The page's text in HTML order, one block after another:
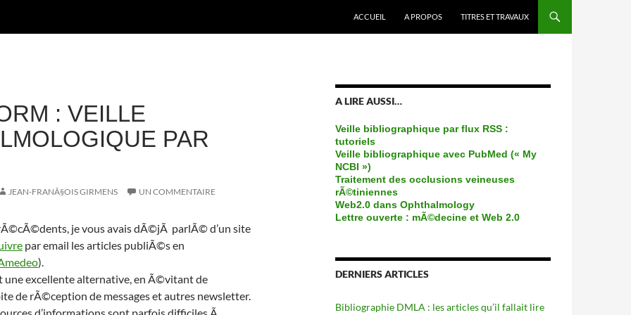
ACCUEIL A PROPOS TITRES ET TRAVAUX
: VEILLE
PAR
JEAN-FRANÃ§OIS GIRMENS UN COMMENTAIRE
je vous avais dÃ©jÃ parlÃ© d’un site
par email les articles publiÃ©s en
).
une excellente alternative, en Ã©vitant de
de rÃ©ception de messages et autres newsletter.
A LIRE AUSSI…
Veille bibliographique par flux RSS :
tutoriels
Veille bibliographique avec PubMed (« My
NCBI »)
Traitement des occlusions veineuses
rÃ©tiniennes
Web2.0 dans Ophthalmology
Lettre ouverte : mÃ©decine et Web 2.0
DERNIERS ARTICLES
Bibliographie DMLA : les articles qu’il fallait lire